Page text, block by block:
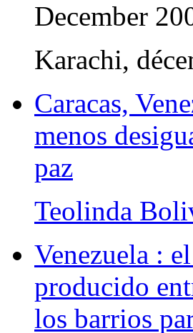
December
Karachi,
Caracas,
menos
paz
Teolinda
Venezuela :
producido
los barrios